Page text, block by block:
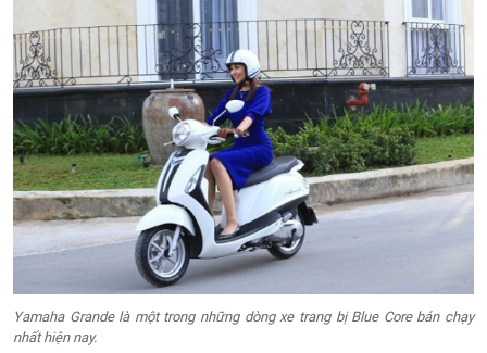
Yamaha Grande là một trong những dòng xe trang bị Blue Core bán chạy
nhất hiện nay.